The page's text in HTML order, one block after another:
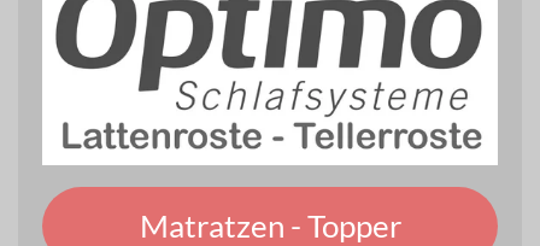
Matratzen - Topper